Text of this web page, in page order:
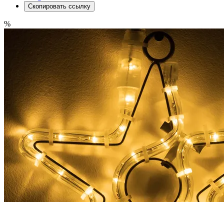
Скопировать ссылку
%